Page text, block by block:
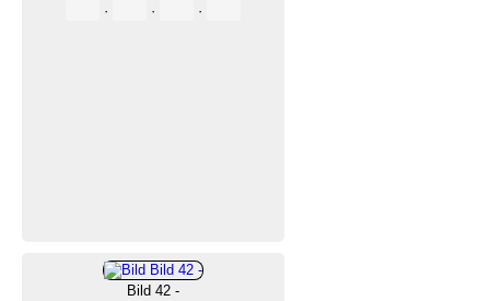
·
· ·
Bild 42 -